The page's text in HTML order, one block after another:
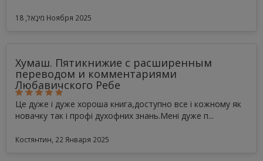
מִיכָאֵל, 18 Ноября 2025
Хумаш. Пятикнижие с расширенным
переводом и комментариями
Любавичского Ребе
Це дуже і дуже хороша книга,доступно все і кожному як
новачку так і профі духофних знань.Мені дуже п...
Костянтин, 22 Января 2025